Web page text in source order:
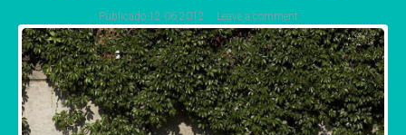
Publicado 12 06 2012 Leave a comment